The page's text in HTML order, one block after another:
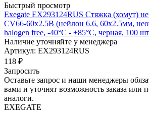
Быстрый просмотр
Exegate EX293124RUS Стяжка (хомут)
CV66-60x2.5B (нейлон 6.6, 60x2.5мм,
halogen free, -40°C - +85°C, черная, 100
Наличие уточняйте у менеджера
Артикул: EX293124RUS
118 ₽
Запросить
Оставьте запрос и наши менеджеры
вами и уточнят возможность заказа или
аналоги.
EXEGATE